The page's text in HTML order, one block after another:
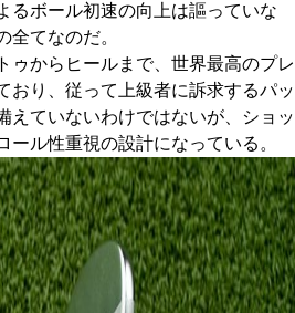
るボール初速の向上は謳っていな
全てなのだ。
ゥからヒールまで、世界最高のプレ
おり、従って上級者に訴求するパッ
えていないわけではないが、ショッ
ール性重視の設計になっている。